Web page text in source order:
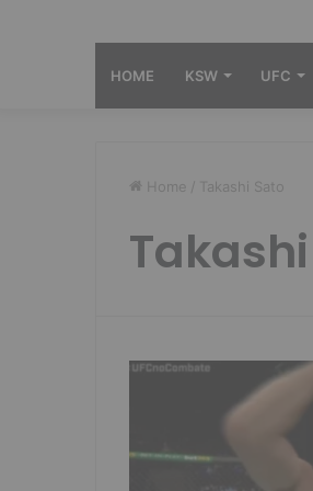
HOME KSW UFC
Home / Takashi Sato